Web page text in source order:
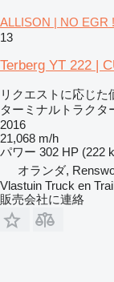
ALLISON | NO EGR
13
Terberg YT 222 |
リクエストに応じた
ターミナルトラクタ
2016
21,068 m/h
パワー 302 HP (222
オランダ,
Vlastuin Truck en
販売会社に連絡